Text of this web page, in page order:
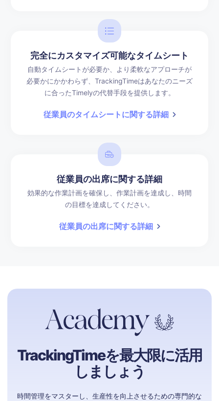
完全にカスタマイズ可能なタイムシート
自動タイムシートが必要か、より柔軟なアプローチが
必要かにかかわらず、TrackingTimeはあなたのニーズ
に合ったTimelyの代替手段を提供します。
従業員のタイムシートに関する詳細
従業員の出席に関する詳細
効果的な作業計画を確保し、作業計画を達成し、時間
の目標を達成してください。
従業員の出席に関する詳細
TrackingTimeを最大限に活用
しましょう
時間管理をマスターし、生産性を向上させるための専門的な